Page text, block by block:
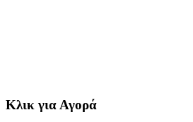
Κλικ για Αγορά